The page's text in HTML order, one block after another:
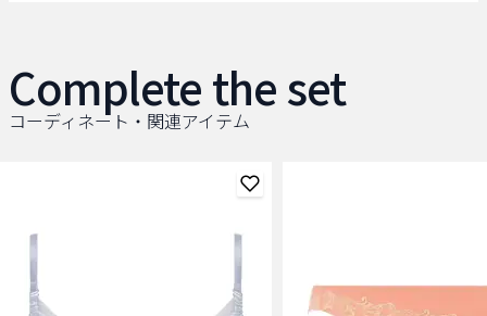
Complete the set
コーディネート・関連アイテム